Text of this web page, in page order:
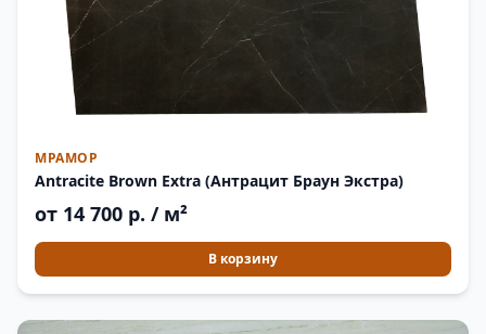
МРАМОР
Antracite Brown Extra (Антрацит Браун Экстра)
от 14 700 р. / м²
В корзину